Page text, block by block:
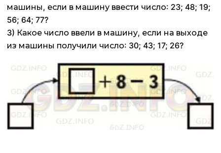
машины, если в машину ввести число: 23; 48; 19;
56; 64; 77?
3) Какое число ввели в машину, если на выходе
из машины получили число: 30; 43; 17; 26?